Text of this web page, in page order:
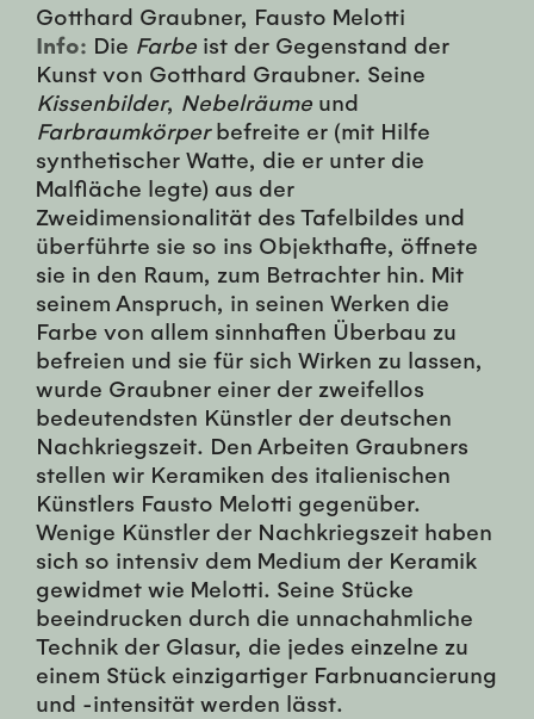
Gotthard Graubner, Fausto Melotti
Info: Die Farbe ist der Gegenstand der
Kunst von Gotthard Graubner. Seine
Kissenbilder, Nebelräume und
Farbraumkörperbefreite er (mit Hilfe
synthetischer Watte, die er unter die
Malfläche legte) aus der
Zweidimensionalität des Tafelbildes und
überführte sie so ins Objekthafte, öffnete
sie in den Raum, zum Betrachter hin. Mit
seinem Anspruch, in seinen Werken die
Farbe von allem sinnhaften Überbau zu
befreien und sie für sich Wirken zu lassen,
wurde Graubner einer der zweifellos
bedeutendsten Künstler der deutschen
Nachkriegszeit. Den Arbeiten Graubners
stellen wir Keramiken des italienischen
Künstlers Fausto Melotti gegenüber.
Wenige Künstler der Nachkriegszeit haben
sich so intensiv dem Medium der Keramik
gewidmet wie Melotti. Seine Stücke
beeindrucken durch die unnachahmliche
Technik der Glasur, die jedes einzelne zu
einem Stück einzigartiger Farbnuancierung
und -intensität werden lässt.